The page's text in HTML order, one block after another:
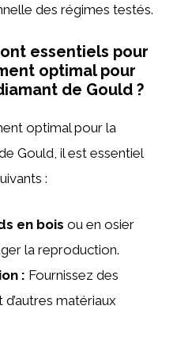
des régimes testés.
essentiels pour
optimal pour
de Gould ?
optimal pour la
Gould, il est essentiel
:
en bois ou en osier
la reproduction.
: Fournissez des
d’autres matériaux